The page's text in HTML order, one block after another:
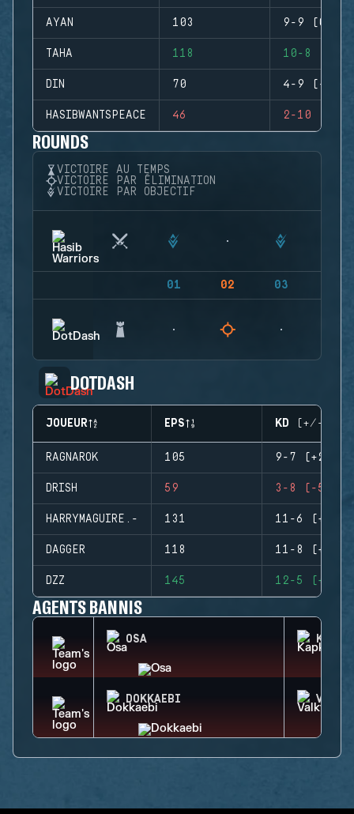
AYAN 103 9-9 (0)
TAHA 118 10-8 (+2)
DIN 70 4-9 (-5)
HASIBWANTSPEACE 46 2-10 (-8)
ROUNDS
VICTOIRE AU TEMPS
VICTOIRE PAR ÉLIMINATION
VICTOIRE PAR OBJECTIF
01 02 03
DOTDASH
JOUEUR EPS KD (+/-)
RAGNAROK 105 9-7 (+2)
DRISH 59 3-8 (-5)
HARRYMAGUIRE.- 131 11-6 (+5)
DAGGER 118 11-8 (+3)
DZZ 145 12-5 (+7)
AGENTS BANNIS
OSA
DOKKAEBI